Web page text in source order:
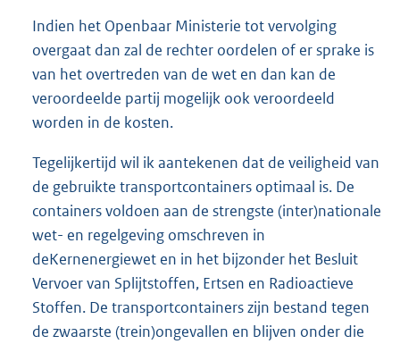
Indien het Openbaar Ministerie tot vervolging
overgaat dan zal de rechter oordelen of er sprake is
van het overtreden van de wet en dan kan de
veroordeelde partij mogelijk ook veroordeeld
worden in de kosten.
Tegelijkertijd wil ik aantekenen dat de veiligheid van
de gebruikte transportcontainers optimaal is. De
containers voldoen aan de strengste (inter)nationale
wet- en regelgeving omschreven in
deKernenergiewet en in het bijzonder het Besluit
Vervoer van Splijtstoffen, Ertsen en Radioactieve
Stoffen. De transportcontainers zijn bestand tegen
de zwaarste (trein)ongevallen en blijven onder die